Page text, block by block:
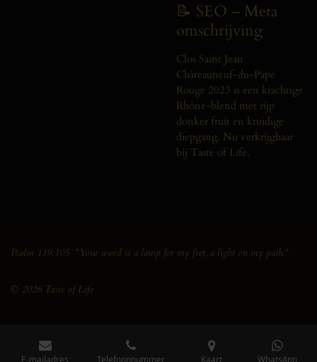
📝 SEO – Meta
omschrijving
Clos Saint Jean
Châteauneuf-du-Pape
Rouge 2023 is een krachtige
Rhône-blend met rijp
donker fruit en kruidige
diepgang. Nu verkrijgbaar
bij Taste of Life.
Psalm 119:105 "Your word is a lamp for my feet, a light on my path."
© 2026 Taste of Life
E-mailadres Telefoonnummer Kaart WhatsApp